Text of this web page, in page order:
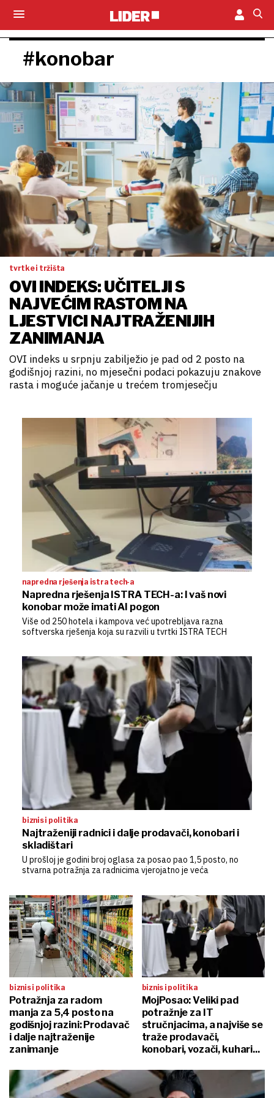
#konobar
tvrtke i tržišta
OVI INDEKS: UČITELJI S
NAJVEĆIM RASTOM NA
LJESTVICI NAJTRAŽENIJIH
ZANIMANJA
OVI indeks u srpnju zabilježio je pad od 2 posto na
godišnjoj razini, no mjesečni podaci pokazuju znakove
rasta i moguće jačanje u trećem tromjesečju
napredna rješenja istra tech-a
Napredna rješenja ISTRA TECH-a: I vaš novi
konobar može imati AI pogon
Više od 250 hotela i kampova već upotrebljava razna
softverska rješenja koja su razvili u tvrtki ISTRA TECH
biznis i politika
Najtraženiji radnici i dalje prodavači, konobari i
skladištari
U prošloj je godini broj oglasa za posao pao 1,5 posto, no
stvarna potražnja za radnicima vjerojatno je veća
biznis i politika
Potražnja za radom
manja za 5,4 posto na
godišnjoj razini: Prodavač
i dalje najtraženije
zanimanje
biznis i politika
MojPosao: Veliki pad
potražnje za IT
stručnjacima, a najviše se
traže prodavači,
konobari, vozači, kuhari...